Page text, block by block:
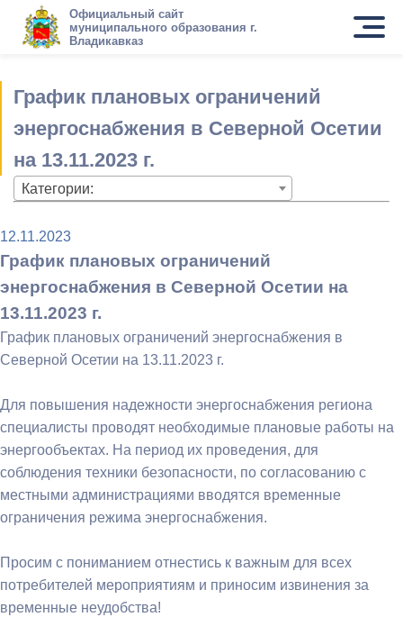
Официальный сайт
муниципального образования г.
Владикавказ
График плановых ограничений
энергоснабжения в Северной Осетии
на 13.11.2023 г.
Категории:
12.11.2023
График плановых ограничений
энергоснабжения в Северной Осетии на
13.11.2023 г.
График плановых ограничений энергоснабжения в
Северной Осетии на 13.11.2023 г.
Для повышения надежности энергоснабжения региона
специалисты проводят необходимые плановые работы на
энергообъектах. На период их проведения, для
соблюдения техники безопасности, по согласованию с
местными администрациями вводятся временные
ограничения режима энергоснабжения.
Просим с пониманием отнестись к важным для всех
потребителей мероприятиям и приносим извинения за
временные неудобства!